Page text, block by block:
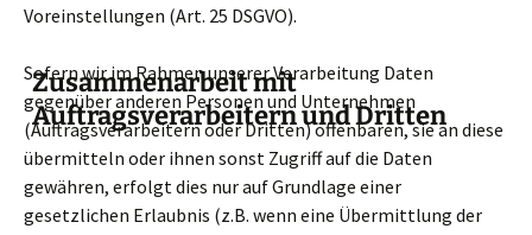
Voreinstellungen (Art. 25 DSGVO).
Zusammenarbeit mit
Auftragsverarbeitern und Dritten
Sofern wir im Rahmen unserer Verarbeitung Daten
gegenüber anderen Personen und Unternehmen
(Auftragsverarbeitern oder Dritten) offenbaren, sie an diese
übermitteln oder ihnen sonst Zugriff auf die Daten
gewähren, erfolgt dies nur auf Grundlage einer
gesetzlichen Erlaubnis (z.B. wenn eine Übermittlung der